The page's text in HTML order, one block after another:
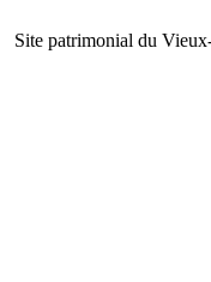
Site patrimonial du